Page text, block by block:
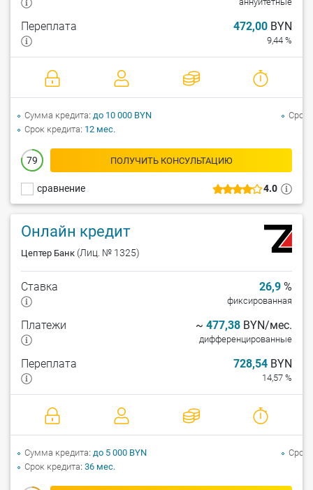
4.0
сравнение
Переплата 472,00 BYN
9,44 %
79 ПОЛУЧИТЬ КОНСУЛЬТАЦИЮ
Сумма кредита до 10 000 BYN
Срок кредита 12 мес.
Срок
Онлайн кредит
Цептер Банк (Лиц. № 1325)
Ставка 26,9 %
фиксированная
Платежи ~ 477,38 BYN/мес.
дифференцированные
Переплата 728,54 BYN
14,57 %
Сумма кредита до 5 000 BYN
Срок кредита 36 мес.
Срок